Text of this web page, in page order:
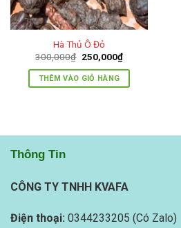
Hà Thủ Ô Đỏ
300,000₫ Giá
là:
300,000₫.
250,000₫Giá
hiện
tại
THÊM VÀO GIỎ HÀNG
Thông Tin
CÔNG TY TNHH KVAFA
Điện thoại: 0344233205 (Có Zalo)